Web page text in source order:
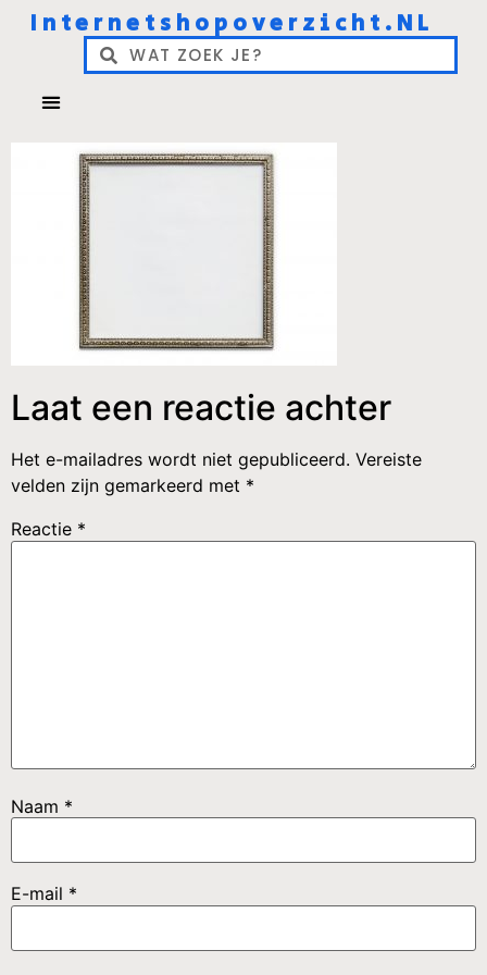
Internetshopoverzicht.NL
Laat een reactie achter
Het e-mailadres wordt niet gepubliceerd. Vereiste
velden zijn gemarkeerd met *
Reactie *
Naam *
E-mail *